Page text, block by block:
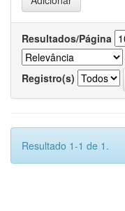
Resultados/Página
Registro(s)
Resultado 1-1 de 1.